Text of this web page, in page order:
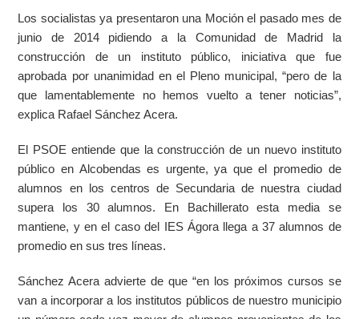
Los socialistas ya presentaron una Moción el pasado mes de
junio de 2014 pidiendo a la Comunidad de Madrid la
construcción de un instituto público, iniciativa que fue
aprobada por unanimidad en el Pleno municipal, “pero de la
que lamentablemente no hemos vuelto a tener noticias”,
explica Rafael Sánchez Acera.
El PSOE entiende que la construcción de un nuevo instituto
público en Alcobendas es urgente, ya que el promedio de
alumnos en los centros de Secundaria de nuestra ciudad
supera los 30 alumnos. En Bachillerato esta media se
mantiene, y en el caso del IES Ágora llega a 37 alumnos de
promedio en sus tres líneas.
Sánchez Acera advierte de que “en los próximos cursos se
van a incorporar a los institutos públicos de nuestro municipio